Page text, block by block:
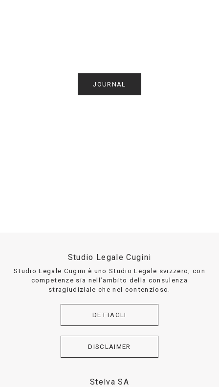
JOURNAL
Studio Legale Cugini
Studio Legale Cugini è uno Studio Legale svizzero, con
competenze sia nell’ambito della consulenza
stragiudiziale che nel contenzioso.
DETTAGLI
DISCLAIMER
Stelva SA